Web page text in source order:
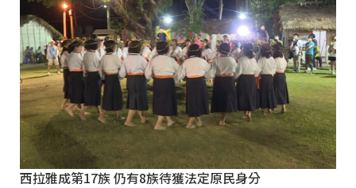
西拉雅成第17族 仍有8族待獲法定原民身分